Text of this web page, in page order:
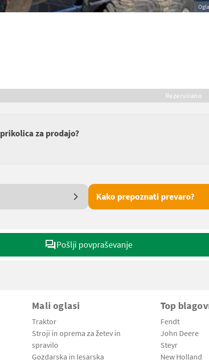
Rezervirano
za prodajo?
Kako prepoznati prevaro?
Pošlji povpraševanje
Mali oglasi
Traktor
Stroji in oprema za žetev in
spravilo
Gozdarska in lesarska
Top
Fendt
John Deere
Steyr
New Holland